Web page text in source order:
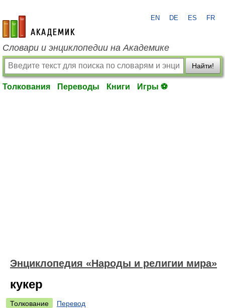
academic.ru
EN DE ES FR
Словари и энциклопедии на Академике
Найти!
Толкования Переводы Книги Игры ⚽
Энциклопедия «Народы и религии мира»
кукер
Толкование
Перевод